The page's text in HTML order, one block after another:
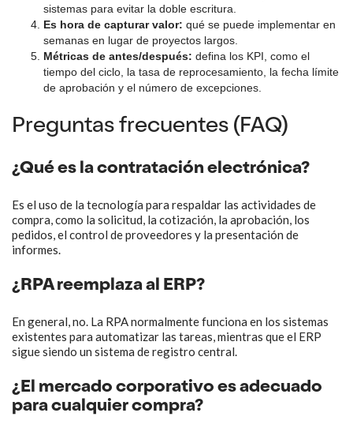
sistemas para evitar la doble escritura.
Es hora de capturar valor: qué se puede implementar en
semanas en lugar de proyectos largos.
Métricas de antes/después: defina los KPI, como el
tiempo del ciclo, la tasa de reprocesamiento, la fecha límite
de aprobación y el número de excepciones.
Preguntas frecuentes (FAQ)
¿Qué es la contratación electrónica?
Es el uso de la tecnología para respaldar las actividades de
compra, como la solicitud, la cotización, la aprobación, los
pedidos, el control de proveedores y la presentación de
informes.
¿RPA reemplaza al ERP?
En general, no. La RPA normalmente funciona en los sistemas
existentes para automatizar las tareas, mientras que el ERP
sigue siendo un sistema de registro central.
¿El mercado corporativo es adecuado
para cualquier compra?